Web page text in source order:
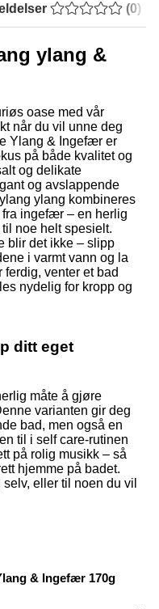
(0)
ylang &
oase med vår
når du vil unne deg
Ylang & Ingefær er
på både kvalitet og
og delikate
og avslappende
ylang kombineres
fra ingefær – en herlig
noe helt spesielt.
blir det ikke – slipp
i varmt vann og la
venter et bad
nydelig for kropp og
ditt eget
måte å gjøre
varianten gir deg
bad, men også en
til i self care-rutinen
på rolig musikk – så
hjemme på badet.
eller til noen du vil
& Ingefær 170g